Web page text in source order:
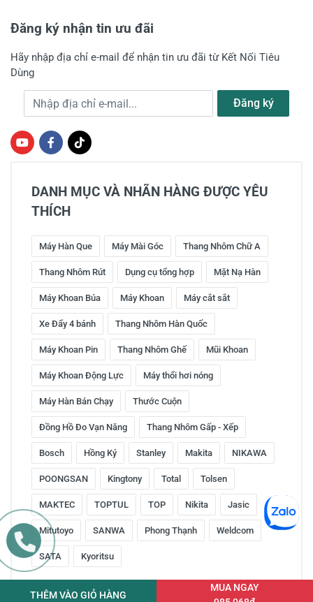
Đăng ký nhận tin ưu đãi
Hãy nhập địa chỉ e-mail để nhận tin ưu đãi từ Kết Nối Tiêu
Dùng
Địa chỉ e-mail Đăng ký
DANH MỤC VÀ NHÃN HÀNG ĐƯỢC YÊU
THÍCH
Máy Hàn Que Máy Mài Góc Thang Nhôm Chữ A
Thang Nhôm Rút Dụng cụ tổng hợp Mặt Nạ Hàn
Máy Khoan Búa Máy Khoan Máy cắt sắt
Xe Đẩy 4 bánh Thang Nhôm Hàn Quốc
Máy Khoan Pin Thang Nhôm Ghế Mũi Khoan
Máy Khoan Động Lực Máy thổi hơi nóng
Máy Hàn Bán Chạy Thước Cuộn
Đồng Hồ Đo Vạn Năng Thang Nhôm Gấp - Xếp
Bosch Hồng Ký Stanley Makita NIKAWA
POONGSAN Kingtony Total Tolsen
MAKTEC TOPTUL TOP Nikita Jasic
Mitutoyo SANWA Phong Thạnh Weldcom
SATA Kyoritsu
THÊM VÀO GIỎ HÀNG
MUA NGAY